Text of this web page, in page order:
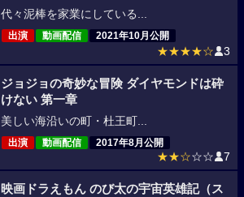
代々泥棒を家業にしている...
出演 動画配信 2021年10月公開
★★★★☆ 3
ジョジョの奇妙な冒険 ダイヤモンドは砕
けない 第一章
美しい海沿いの町・杜王町...
出演 動画配信 2017年8月公開
★★☆☆☆ 7
映画ドラえもん のび太の宇宙英雄記（ス